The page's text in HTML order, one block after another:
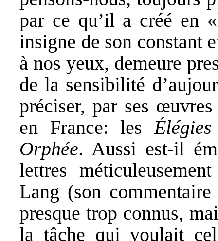
par ce qu’il a créé en
insigne de son constant
à nos yeux, demeure
de la sensibilité
préciser, par ses
en France: les
Orphée. Aussi est-il
lettres
Lang (son
presque trop connus,
la tâche qui voulait